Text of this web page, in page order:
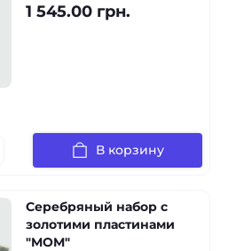
1 545.00 грн.
В корзину
Серебряный набор с
золотими пластинами
"MOM"